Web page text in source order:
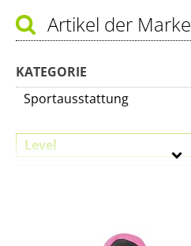
Artikel der Marke
KATEGORIE
Sportausstattung
Level